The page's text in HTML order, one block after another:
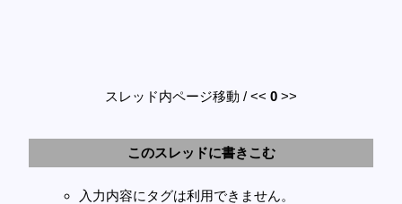
スレッド内ページ移動 / << 0 >>
このスレッドに書きこむ
入力内容にタグは利用できません。